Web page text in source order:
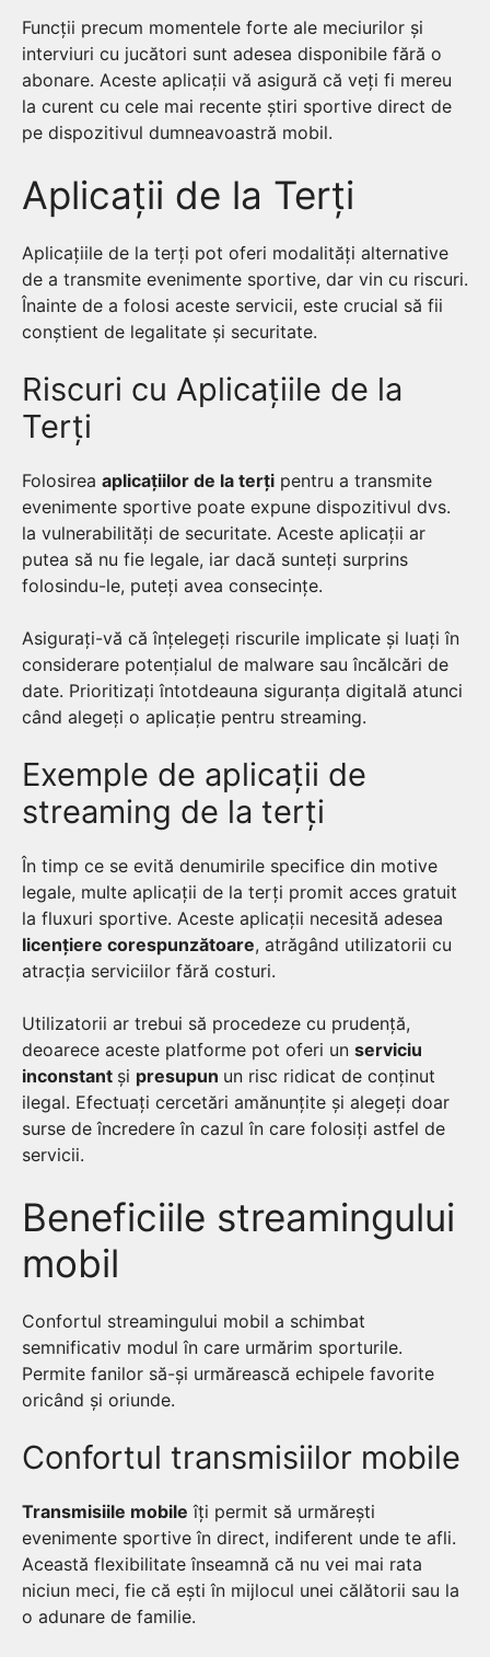
Funcții precum momentele forte ale meciurilor și
interviuri cu jucători sunt adesea disponibile fără o
abonare. Aceste aplicații vă asigură că veți fi mereu
la curent cu cele mai recente știri sportive direct de
pe dispozitivul dumneavoastră mobil.
Aplicații de la Terți
Aplicațiile de la terți pot oferi modalități alternative
de a transmite evenimente sportive, dar vin cu riscuri.
Înainte de a folosi aceste servicii, este crucial să fii
conștient de legalitate și securitate.
Riscuri cu Aplicațiile de la
Terți
Folosirea aplicațiilor de la terți pentru a transmite
evenimente sportive poate expune dispozitivul dvs.
la vulnerabilități de securitate. Aceste aplicații ar
putea să nu fie legale, iar dacă sunteți surprins
folosindu-le, puteți avea consecințe.
Asigurați-vă că înțelegeți riscurile implicate și luați în
considerare potențialul de malware sau încălcări de
date. Prioritizați întotdeauna siguranța digitală atunci
când alegeți o aplicație pentru streaming.
Exemple de aplicații de
streaming de la terți
În timp ce se evită denumirile specifice din motive
legale, multe aplicații de la terți promit acces gratuit
la fluxuri sportive. Aceste aplicații necesită adesea
licențiere corespunzătoare, atrăgând utilizatorii cu
atracția serviciilor fără costuri.
Utilizatorii ar trebui să procedeze cu prudență,
deoarece aceste platforme pot oferi un serviciu
inconstant și presupun un risc ridicat de conținut
ilegal. Efectuați cercetări amănunțite și alegeți doar
surse de încredere în cazul în care folosiți astfel de
servicii.
Beneficiile streamingului
mobil
Confortul streamingului mobil a schimbat
semnificativ modul în care urmărim sporturile.
Permite fanilor să-și urmărească echipele favorite
oricând și oriunde.
Confortul transmisiilor mobile
Transmisiile mobile îți permit să urmărești
evenimente sportive în direct, indiferent unde te afli.
Această flexibilitate înseamnă că nu vei mai rata
niciun meci, fie că ești în mijlocul unei călătorii sau la
o adunare de familie.